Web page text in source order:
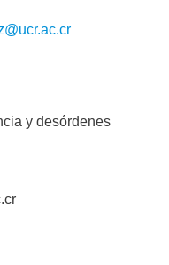
y desórdenes